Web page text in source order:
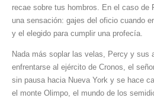
recae sobre tus hombros. En el caso
una sensación: gajes del oficio cuando
y el elegido para cumplir una profecía.
Nada más soplar las velas, Percy y sus
enfrentarse al ejército de Cronos, el
sin pausa hacia Nueva York y se hace
el monte Olimpo, el mundo de los